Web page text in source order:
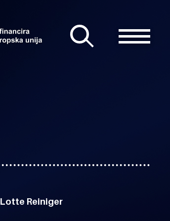
Lotte Reiniger